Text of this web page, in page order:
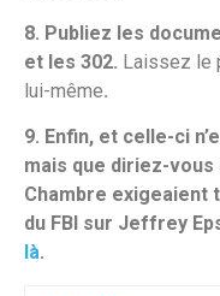
8. Publiez les
et les 302. Laissez le
lui-même.
9. Enfin, et celle-ci
mais que diriez-vous
Chambre exigeaient
du FBI sur Jeffrey
là.